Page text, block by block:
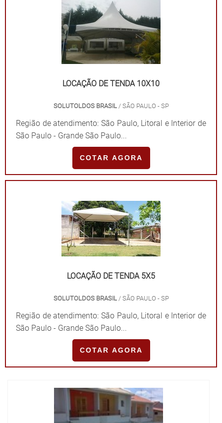
LOCAÇÃO DE TENDA 10X10
SOLUTOLDOS BRASIL / SÃO PAULO - SP
Região de atendimento: São Paulo, Litoral e Interior de
São Paulo - Grande São Paulo...
COTAR AGORA
LOCAÇÃO DE TENDA 5X5
SOLUTOLDOS BRASIL / SÃO PAULO - SP
Região de atendimento: São Paulo, Litoral e Interior de
São Paulo - Grande São Paulo...
COTAR AGORA